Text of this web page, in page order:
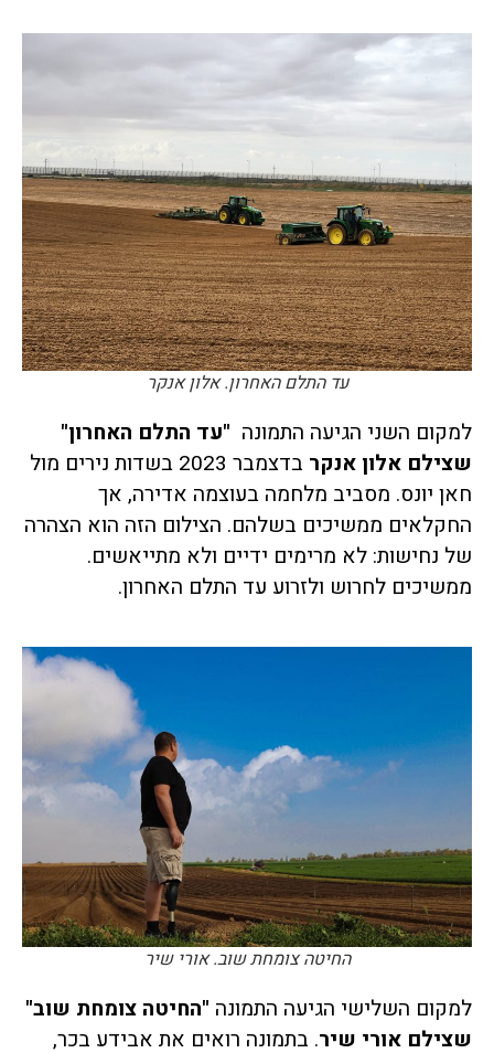
עד התלם האחרון. אלון אנקר
למקום השני הגיעה התמונה "עד התלם האחרון"
שצילם אלון אנקר
בדצמבר 2023 בשדות נירים מול
חאן יונס. מסביב מלחמה בעוצמה אדירה, אך
החקלאים ממשיכים בשלהם. הצילום הזה הוא הצהרה
של נחישות: לא מרימים ידיים ולא מתייאשים.
ממשיכים לחרוש ולזרוע עד התלם האחרון.
החיטה צומחת שוב. אורי שיר
למקום השלישי הגיעה התמונה "החיטה צומחת שוב"
שצילם אורי שיר. בתמונה רואים את אבידע בכר,